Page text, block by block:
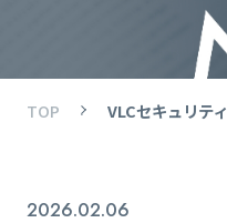
TOP VLCセキュリティ
2026.02.06